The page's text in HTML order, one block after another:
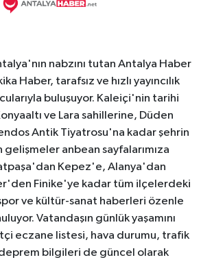
nabzını tutan Antalya Haber
Haber, tarafsız ve hızlı yayıncılık
buluşuyor. Kaleiçi'nin tarihi
ve Lara sahillerine, Düden
Antik Tiyatrosu'na kadar şehrin
gelişmeler anbean sayfalarımıza
Kepez'e, Alanya'dan
Finike'ye kadar tüm ilçelerdeki
ve kültür-sanat haberleri özenle
Vatandaşın günlük yaşamını
eczane listesi, hava durumu, trafik
bilgileri de güncel olarak